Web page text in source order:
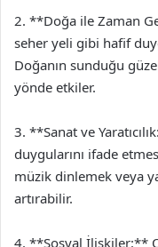
2. **Doğa ile Zaman
seher yeli gibi hafif
Doğanın sunduğu
yönde etkiler.
3. **Sanat ve
duygularını ifade
müzik dinlemek veya
artırabilir.
4. **Sosyal İlişkiler:**